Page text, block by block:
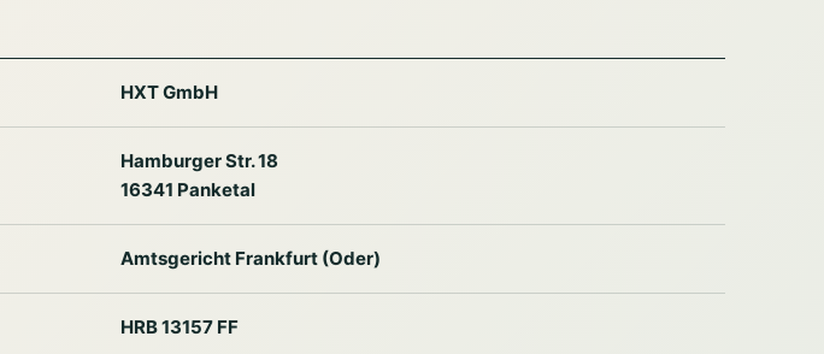
HXT GmbH
Hamburger Str. 18
16341 Panketal
Amtsgericht Frankfurt (Oder)
HRB 13157 FF